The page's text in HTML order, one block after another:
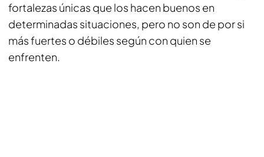
fortalezas únicas que los hacen buenos en
determinadas situaciones, pero no son de por si
más fuertes o débiles según con quien se
enfrenten.